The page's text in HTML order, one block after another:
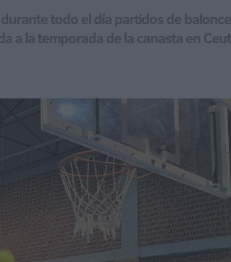
todo el día partidos de
a la temporada de la canasta en